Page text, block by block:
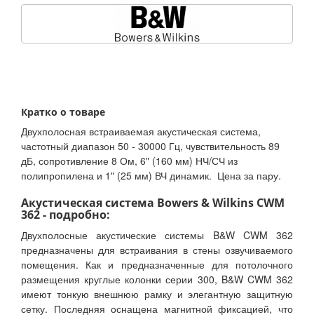
Кратко о товаре
Двухполосная встраиваемая акустическая система,
частотный диапазон 50 - 30000 Гц, чувствительность 89
дБ, сопротивление 8 Ом, 6" (160 мм) НЧ/СЧ из
полипропилена и 1" (25 мм) ВЧ динамик. Цена за пару.
Акустическая система Bowers & Wilkins CWM
362 - подробно:
Двухполосные акустические системы B&W CWM 362
предназначены для встраивания в стены озвучиваемого
помещения. Как и предназначенные для потолочного
размещения круглые колонки серии 300, B&W CWM 362
имеют тонкую внешнюю рамку и элегантную защитную
сетку. Последняя оснащена магнитной фиксацией, что